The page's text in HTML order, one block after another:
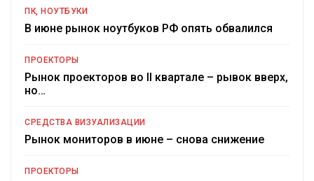
ПК, НОУТБУКИ
В июне рынок ноутбуков РФ опять обвалился
ПРОЕКТОРЫ
Рынок проекторов во II квартале – рывок вверх,
но…
СРЕДСТВА ВИЗУАЛИЗАЦИИ
Рынок мониторов в июне – снова снижение
ПРОЕКТОРЫ